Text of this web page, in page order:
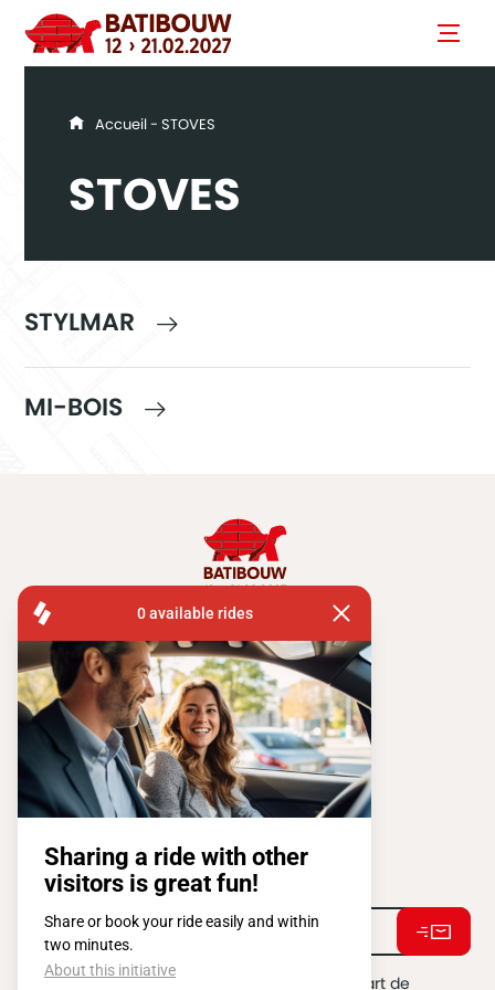
You are here
Accueil- STOVES
STOVES
STYLMAR
MI-BOIS
FISA OPERATIONS
SQUARE DE L'ATOMIUM, 1 BP 505
1020 BRUXELLES
Tel:+ 32 2 663 14 01
Restons connectés !
J'accepte de recevoir des e-mails de la part de